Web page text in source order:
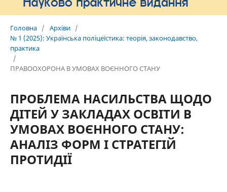
Головна / Архіви /
№ 1 (2025): Українська поліцеїстика: теорія, законодавство,
практика
/
ПРАВООХОРОНА В УМОВАХ ВОЄННОГО СТАНУ
ПРОБЛЕМА НАСИЛЬСТВА ЩОДО
ДІТЕЙ У ЗАКЛАДАХ ОСВІТИ В
УМОВАХ ВОЄННОГО СТАНУ:
АНАЛІЗ ФОРМ І СТРАТЕГІЙ
ПРОТИДІЇ